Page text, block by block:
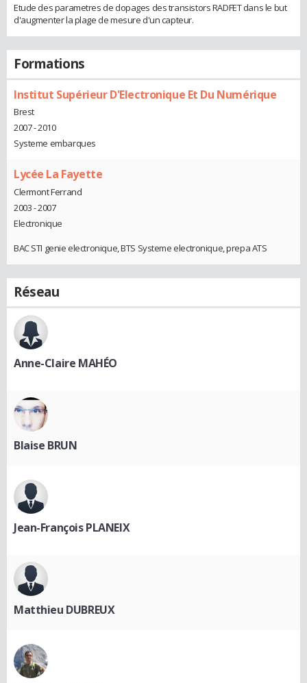
Etude des parametres de dopages des transistors RADFET dans le but
d'augmenter la plage de mesure d'un capteur.
Formations
Institut Supérieur D'Electronique Et Du Numérique
Brest
2007 - 2010
Systeme embarques
Lycée La Fayette
Clermont Ferrand
2003 - 2007
Electronique
BAC STI genie electronique, BTS Systeme electronique, prepa ATS
Réseau
Anne-Claire MAHÉO
Blaise BRUN
Jean-François PLANEIX
Matthieu DUBREUX